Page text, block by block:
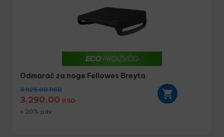
Odmarač za noge Fellowes Breyta
3.925,00RSD
3.290,00 RSD
+ 20% pdv